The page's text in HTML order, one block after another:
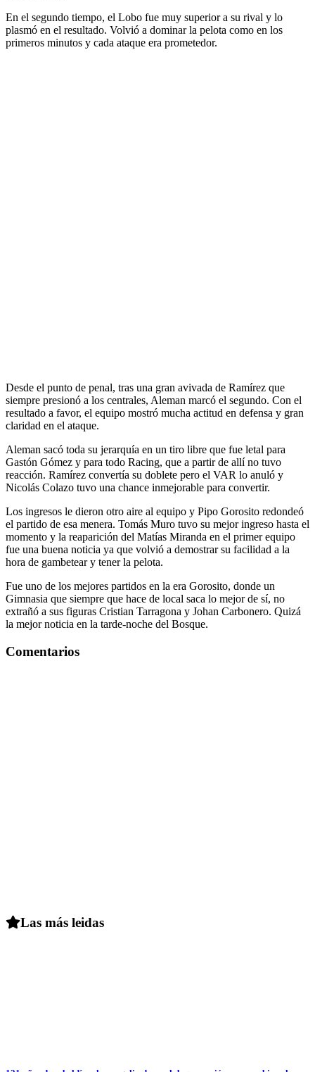
En el segundo tiempo, el Lobo fue muy superior a su rival y lo
plasmó en el resultado. Volvió a dominar la pelota como en los
primeros minutos y cada ataque era prometedor.
Desde el punto de penal, tras una gran avivada de Ramírez que
siempre presionó a los centrales, Aleman marcó el segundo. Con el
resultado a favor, el equipo mostró mucha actitud en defensa y gran
claridad en el ataque.
Aleman sacó toda su jerarquía en un tiro libre que fue letal para
Gastón Gómez y para todo Racing, que a partir de allí no tuvo
reacción. Ramírez convertía su doblete pero el VAR lo anuló y
Nicolás Colazo tuvo una chance inmejorable para convertir.
Los ingresos le dieron otro aire al equipo y Pipo Gorosito redondeó
el partido de esa menera. Tomás Muro tuvo su mejor ingreso hasta el
momento y la reaparición del Matías Miranda en el primer equipo
fue una buena noticia ya que volvió a demostrar su facilidad a la
hora de gambetear y tener la pelota.
Fue uno de los mejores partidos en la era Gorosito, donde un
Gimnasia que siempre que hace de local saca lo mejor de sí, no
extrañó a sus figuras Cristian Tarragona y Johan Carbonero. Quizá
la mejor noticia en la tarde-noche del Bosque.
Comentarios
Las más leidas